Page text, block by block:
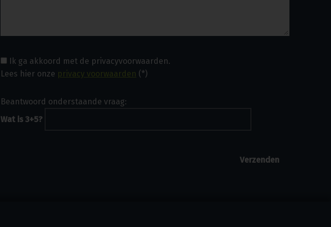
Ik ga akkoord met de privacyvoorwaarden.
Lees hier onze privacy voorwaarden (*)
Beantwoord onderstaande vraag:
Wat is 3+5?